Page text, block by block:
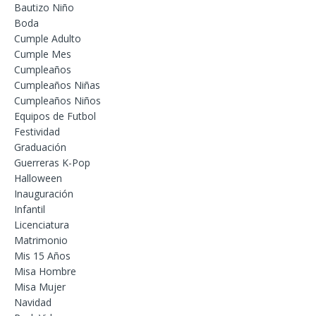
Bautizo Niño
Boda
Cumple Adulto
Cumple Mes
Cumpleaños
Cumpleaños Niñas
Cumpleaños Niños
Equipos de Futbol
Festividad
Graduación
Guerreras K-Pop
Halloween
Inauguración
Infantil
Licenciatura
Matrimonio
Mis 15 Años
Misa Hombre
Misa Mujer
Navidad